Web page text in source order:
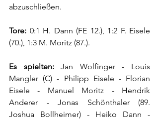
abzuschließen.
Tore: 0:1 H. Dann (FE 12.), 1:2 F. Eisele
(70.), 1:3 M. Moritz (87.).
Es spielten: Jan Wolfinger - Louis
Mangler (C) - Philipp Eisele - Florian
Eisele - Manuel Moritz - Hendrik
Anderer - Jonas Schönthaler (89.
Joshua Bollheimer) - Heiko Dann -